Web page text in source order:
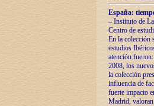
España:
– Instituto de
Centro de
En la colección
estudios
atención
2008, los
la colección
influencia de
fuerte impacto
Madrid,